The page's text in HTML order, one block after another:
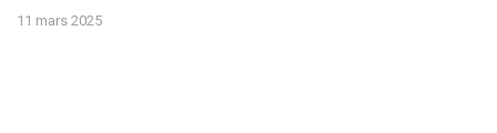
11 mars 2025